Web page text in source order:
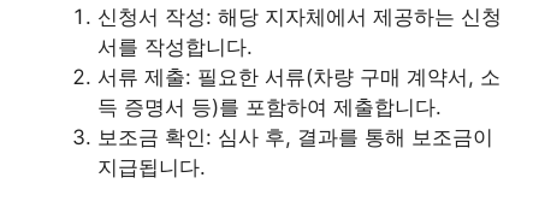
신청서 작성: 해당 지자체에서 제공하는 신청
서를 작성합니다.
서류 제출: 필요한 서류(차량 구매 계약서, 소
득 증명서 등)를 포함하여 제출합니다.
보조금 확인: 심사 후, 결과를 통해 보조금이
지급됩니다.